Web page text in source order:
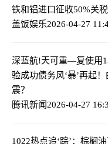
铁和铝进口征收50%关
盖饭娱乐2026-04-27
深蓝航!天可重—复使用
验成功债务风‘暴’再起
震？
腾讯新闻2026-04-27
1022热点追‘踪’：棕榈